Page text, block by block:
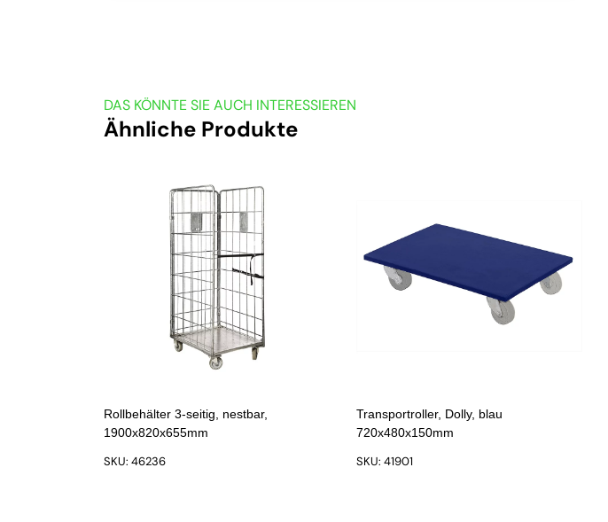
DAS KÖNNTE SIE AUCH INTERESSIEREN
Ähnliche Produkte
Rollbehälter 3-seitig, nestbar,
1900x820x655mm
SKU: 46236
Transportroller, Dolly, blau
720x480x150mm
SKU: 41901